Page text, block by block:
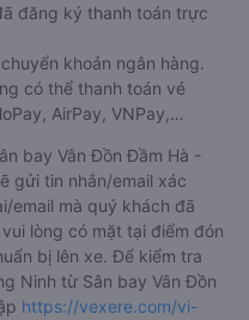
đăng ký thanh toán trực
khoản ngân hàng.
có thể thanh toán vé
AirPay, VNPay,…
bay Vân Đồn Đầm Hà -
gửi tin nhắn/email xác
email mà quý khách đã
lòng có mặt tại điểm đón
bị lên xe. Để kiểm tra
Ninh từ Sân bay Vân Đồn
https://vexere.com/vi-